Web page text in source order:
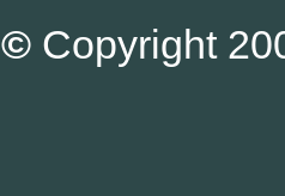
© Copyright